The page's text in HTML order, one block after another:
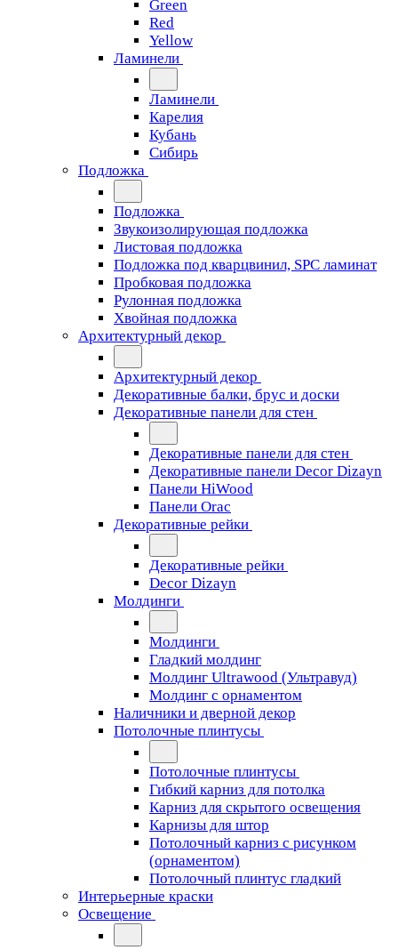
Green
Red
Yellow
Ламинели
Ламинели
Карелия
Кубань
Сибирь
Подложка
Подложка
Звукоизолирующая подложка
Листовая подложка
Подложка под кварцвинил, SPC ламинат
Пробковая подложка
Рулонная подложка
Хвойная подложка
Архитектурный декор
Архитектурный декор
Декоративные балки, брус и доски
Декоративные панели для стен
Декоративные панели для стен
Декоративные панели Decor Dizayn
Панели HiWood
Панели Orac
Декоративные рейки
Декоративные рейки
Decor Dizayn
Молдинги
Молдинги
Гладкий молдинг
Молдинг Ultrawood (Ультравуд)
Молдинг с орнаментом
Наличники и дверной декор
Потолочные плинтусы
Потолочные плинтусы
Гибкий карниз для потолка
Карниз для скрытого освещения
Карнизы для штор
Потолочный карниз с рисунком
(орнаментом)
Потолочный плинтус гладкий
Интерьерные краски
Освещение